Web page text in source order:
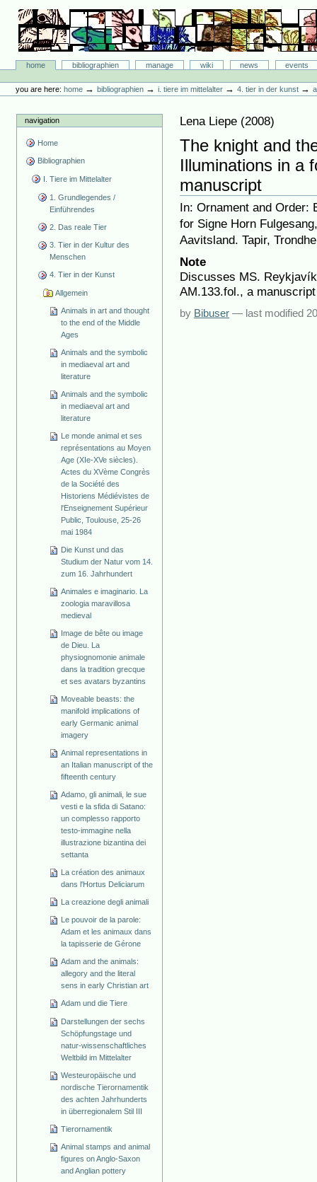
content.
navigation
Bibliographie-Portal
Sectionshome bibliographien manage wiki news
events
tools
you are here: home →bibliographien →i. tiere im mittelalter →4. tier in der kunst →
navigation
Home
Bibliographien
I. Tiere im Mittelalter
1. Grundlegendes /
Einführendes
2. Das reale Tier
3. Tier in der Kultur des
Menschen
4. Tier in der Kunst
Allgemein
Animals in art and thought
to the end of the Middle
Ages
Animals and the symbolic
in mediaeval art and
literature
Animals and the symbolic
in mediaeval art and
literature
Le monde animal et ses
représentations au Moyen
Age (XIe-XVe siècles).
Actes du XVème Congrès
de la Société des
Historiens Médiévistes de
l'Enseignement Supérieur
Public, Toulouse, 25-26
mai 1984
Die Kunst und das
Studium der Natur vom 14.
zum 16. Jahrhundert
Animales e imaginario. La
zoologia maravillosa
medieval
Image de bête ou image
de Dieu. La
physiognomonie animale
dans la tradition grecque
et ses avatars byzantins
Moveable beasts: the
manifold implications of
early Germanic animal
imagery
Animal representations in
an Italian manuscript of the
fifteenth century
Adamo, gli animali, le sue
vesti e la sfida di Satano:
un complesso rapporto
testo-immagine nella
illustrazione bizantina dei
settanta
La création des animaux
dans l'Hortus Deliciarum
La creazione degli animali
Le pouvoir de la parole:
Adam et les animaux dans
la tapisserie de Gérone
Adam and the animals:
allegory and the literal
sens in early Christian art
Adam und die Tiere
Darstellungen der sechs
Schöpfungstage und
natur-wissenschaftliches
Weltbild im Mittelalter
Westeuropäische und
nordische Tierornamentik
des achten Jahrhunderts
in überregionalem Stil III
Tierornamentik
Animal stamps and animal
figures on Anglo-Saxon
and Anglian pottery
Lena Liepe (2008)
The knight and
Illuminations in a
manuscript
In: Ornament and Order:
for Signe Horn
Aavitsland. Tapir,
Note
Discusses MS.
AM.133.fol., a
by Bibuser — last modified